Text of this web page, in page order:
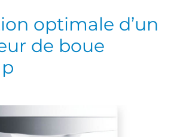
optimale d’un
de boue